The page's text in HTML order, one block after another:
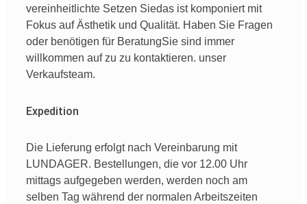
vereinheitlichte Setzen Siedas ist komponiertmit
Fokus auf Ästhetik und Qualität. Haben Sie Fragen
oder benötigen für BeratungSie sind immer
willkommen aufzu zu kontaktieren. unser
Verkaufsteam.
Expedition
Die Lieferung erfolgt nach Vereinbarung mit
LUNDAGER. Bestellungen, die vor 12.00 Uhr
mittags aufgegeben werden, werden noch am
selben Tag während der normalen Arbeitszeiten